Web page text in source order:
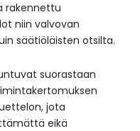
rakennettu
niin valvovan
säätiöläisten otsilta.
suorastaan
jota
eikä